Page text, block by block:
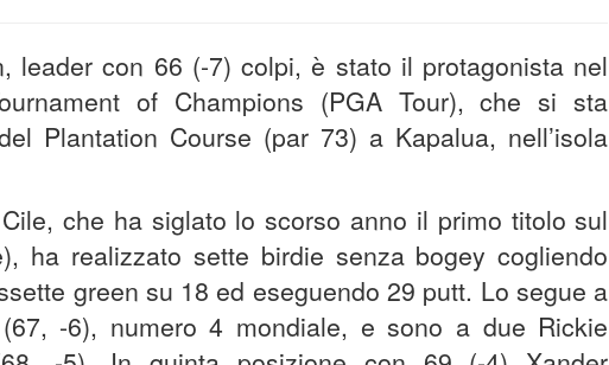
leader con 66 (-7) colpi, è stato il protagonista nel
of Champions (PGA Tour), che si sta
Plantation Course (par 73) a Kapalua, nell’isola
che ha siglato lo scorso anno il primo titolo sul
ha realizzato sette birdie senza bogey cogliendo
green su 18 ed eseguendo 29 putt. Lo segue a
-6), numero 4 mondiale, e sono a due Rickie